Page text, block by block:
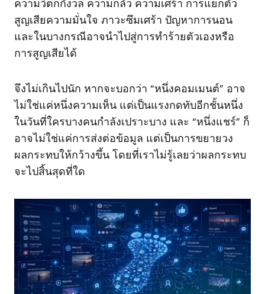
ความวิตกกังวล ความกลัว ความเศร้า การแยกตัว
สูญเสียความมั่นใจ ภาวะซึมเศร้า ปัญหาการนอน
และในบางกรณีอาจนำไปสู่การทำร้ายตัวเองหรือ
การสูญเสียได้
จึงไม่เกินไปนัก หากจะบอกว่า “หนึ่งคอมเมนต์” อาจ
ไม่ใช่แค่หนึ่งความเห็น แต่เป็นแรงกดทับอีกชั้นหนึ่ง
ในวันที่ใครบางคนกำลังเปราะบาง และ “หนึ่งแชร์” ก็
อาจไม่ใช่แค่การส่งต่อข้อมูล แต่เป็นการขยายวง
ผลกระทบให้กว้างขึ้น โดยที่เราไม่รู้เลยว่าผลกระทบ
จะไปสิ้นสุดที่ใด